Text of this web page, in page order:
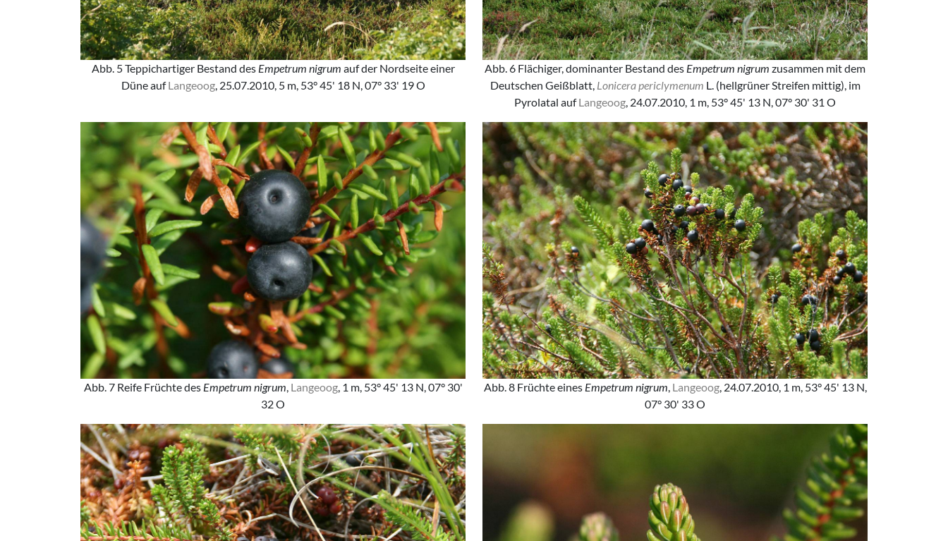
Abb. 5 Teppichartiger Bestand des Empetrum nigrum auf der Nordseite einer
Düne aufLangeoog, 25.07.2010, 5 m, 53° 45' 18 N, 07° 33' 19 O
Abb. 6 Flächiger, dominanter Bestand des Empetrum nigrum zusammen mit dem
Deutschen Geißblatt, Lonicera periclymenum L. (hellgrüner Streifen mittig), im
Pyrolatal aufLangeoog, 24.07.2010, 1 m, 53° 45' 13 N, 07° 30' 31 O
Abb. 7 Reife Früchte des Empetrum nigrum, Langeoog, 1 m, 53° 45' 13 N, 07° 30'
32 O
Abb. 8 Früchte eines Empetrum nigrum, Langeoog, 24.07.2010, 1 m, 53° 45' 13 N,
07° 30' 33 O